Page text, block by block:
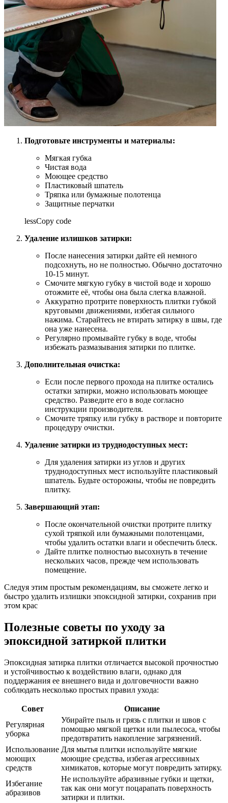
Подготовьте инструменты и материалы:
Мягкая губка
Чистая вода
Моющее средство
Пластиковый шпатель
Тряпка или бумажные полотенца
Защитные перчатки
lessCopy code
Удаление излишков затирки:
После нанесения затирки дайте ей немного
подсохнуть, но не полностью. Обычно достаточно
10-15 минут.
Смочите мягкую губку в чистой воде и хорошо
отожмите её, чтобы она была слегка влажной.
Аккуратно протрите поверхность плитки губкой
круговыми движениями, избегая сильного
нажима. Старайтесь не втирать затирку в швы, где
она уже нанесена.
Регулярно промывайте губку в воде, чтобы
избежать размазывания затирки по плитке.
Дополнительная очистка:
Если после первого прохода на плитке остались
остатки затирки, можно использовать моющее
средство. Разведите его в воде согласно
инструкции производителя.
Смочите тряпку или губку в растворе и повторите
процедуру очистки.
Удаление затирки из труднодоступных мест:
Для удаления затирки из углов и других
труднодоступных мест используйте пластиковый
шпатель. Будьте осторожны, чтобы не повредить
плитку.
Завершающий этап:
После окончательной очистки протрите плитку
сухой тряпкой или бумажными полотенцами,
чтобы удалить остатки влаги и обеспечить блеск.
Дайте плитке полностью высохнуть в течение
нескольких часов, прежде чем использовать
помещение.
Следуя этим простым рекомендациям, вы сможете легко и
быстро удалить излишки эпоксидной затирки, сохранив при
этом крас
Полезные советы по уходу за
эпоксидной затиркой плитки
Эпоксидная затирка плитки отличается высокой прочностью
и устойчивостью к воздействию влаги, однако для
поддержания ее внешнего вида и долговечности важно
соблюдать несколько простых правил ухода:
Совет
Описание
Регулярная
уборка
Убирайте пыль и грязь с плитки и швов с
помощью мягкой щетки или пылесоса, чтобы
предотвратить накопление загрязнений.
Использование
моющих
средств
Для мытья плитки используйте мягкие
моющие средства, избегая агрессивных
химикатов, которые могут повредить затирку.
Избегание
абразивов
Не используйте абразивные губки и щетки,
так как они могут поцарапать поверхность
затирки и плитки.